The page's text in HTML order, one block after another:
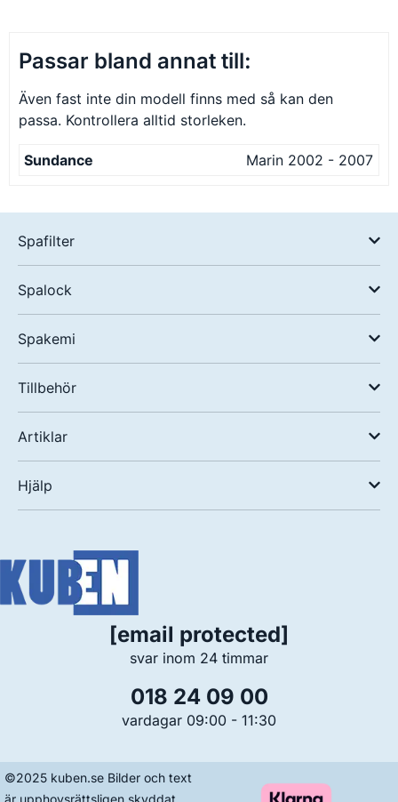
Passar bland annat till:
Även fast inte din modell finns med så kan den
passa. Kontrollera alltid storleken.
Sundance Marin 2002 - 2007
Spafilter
Spalock
Spakemi
Tillbehör
Artiklar
Hjälp
018 24 09 00
vardagar 09:00 - 11:30
[email protected]
svar inom 24 timmar
©2025 kuben.se Bilder och text